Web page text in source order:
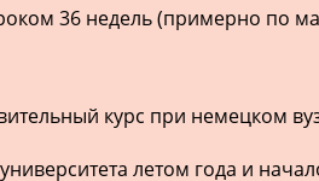
36 недель (примерно по
курс при немецком
летом года и